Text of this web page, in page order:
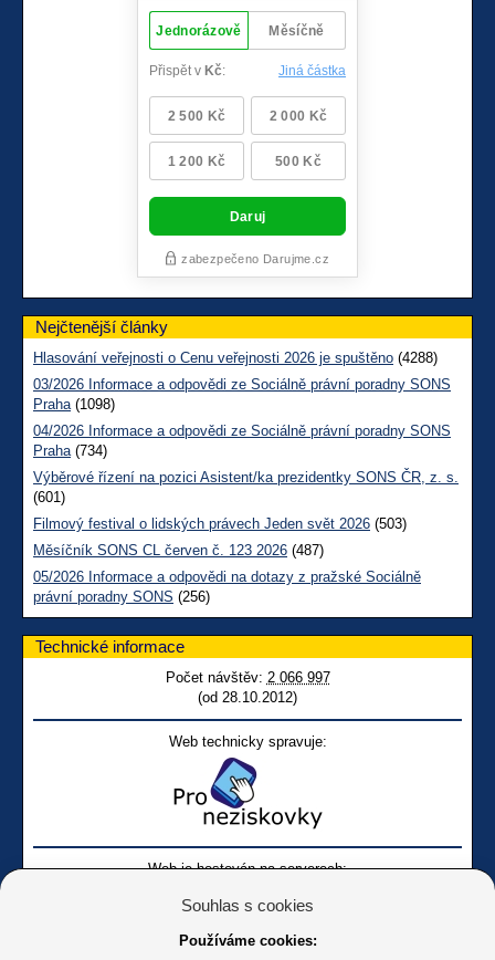
Nejčtenější články
Hlasování veřejnosti o Cenu veřejnosti 2026 je spuštěno (4288)
03/2026 Informace a odpovědi ze Sociálně právní poradny SONS
Praha(1098)
04/2026 Informace a odpovědi ze Sociálně právní poradny SONS
Praha(734)
Výběrové řízení na pozici Asistent/ka prezidentky SONS ČR, z. s.
(601)
Filmový festival o lidských právech Jeden svět 2026 (503)
Měsíčník SONS CL červen č. 123 2026 (487)
05/2026 Informace a odpovědi na dotazy z pražské Sociálně
právní poradny SONS (256)
Technické informace
Počet návštěv: 2 066 997
(od 28.10.2012)
Web technicky spravuje:
Web je hostován na serverech:
Souhlas s cookies
Používáme cookies: